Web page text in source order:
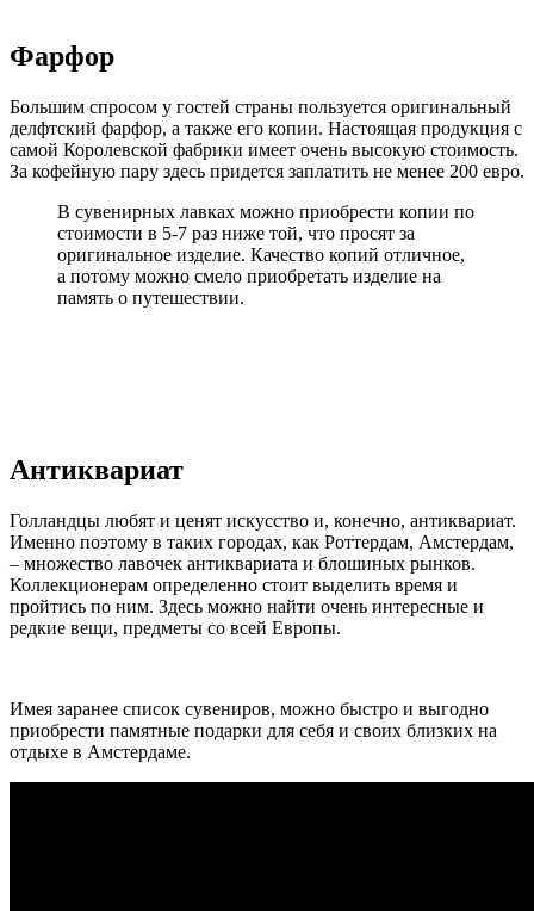
Фарфор
Большим спросом у гостей страны пользуется оригинальный
делфтский фарфор, а также его копии. Настоящая продукция с
самой Королевской фабрики имеет очень высокую стоимость.
За кофейную пару здесь придется заплатить не менее 200 евро.
В сувенирных лавках можно приобрести копии по
стоимости в 5-7 раз ниже той, что просят за
оригинальное изделие. Качество копий отличное,
а потому можно смело приобретать изделие на
память о путешествии.
Антиквариат
Голландцы любят и ценят искусство и, конечно, антиквариат.
Именно поэтому в таких городах, как Роттердам, Амстердам,
– множество лавочек антиквариата и блошиных рынков.
Коллекционерам определенно стоит выделить время и
пройтись по ним. Здесь можно найти очень интересные и
редкие вещи, предметы со всей Европы.
Имея заранее список сувениров, можно быстро и выгодно
приобрести памятные подарки для себя и своих близких на
отдыхе в Амстердаме.